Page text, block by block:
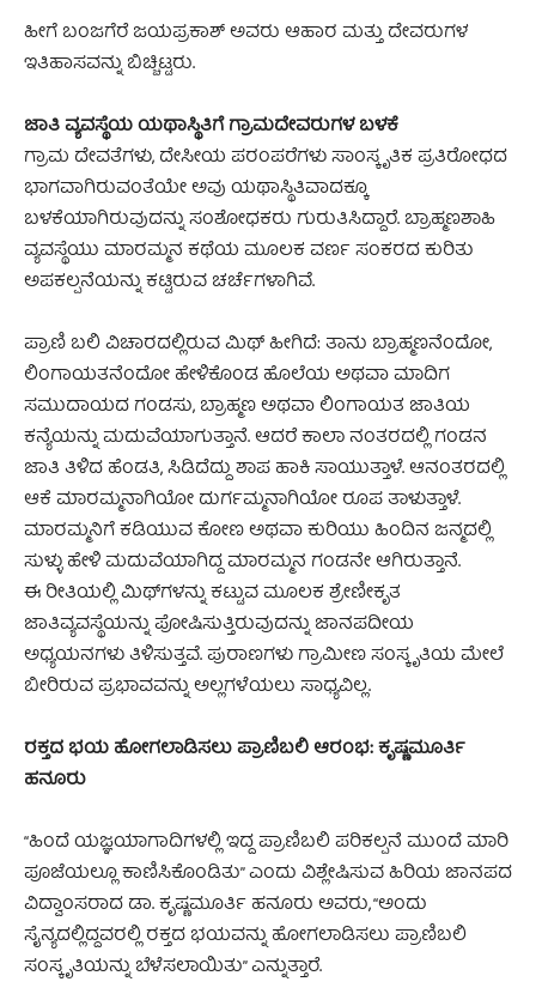
ಹೀಗೆ ಬಂಜಗೆರೆ ಜಯಪ್ರಕಾಶ್ ಅವರು ಆಹಾರ ಮತ್ತು ದೇವರುಗಳ
ಇತಿಹಾಸವನ್ನು ಬಿಚ್ಚಿಟ್ಟರು.
ಜಾತಿ ವ್ಯವಸ್ಥೆಯ ಯಥಾಸ್ಥಿತಿಗೆ ಗ್ರಾಮದೇವರುಗಳ ಬಳಕೆ
ಗ್ರಾಮ ದೇವತೆಗಳು, ದೇಸೀಯ ಪರಂಪರೆಗಳು ಸಾಂಸ್ಕೃತಿಕ ಪ್ರತಿರೋಧದ
ಭಾಗವಾಗಿರುವಂತೆಯೇ ಅವು ಯಥಾಸ್ಥಿತಿವಾದಕ್ಕೂ
ಬಳಕೆಯಾಗಿರುವುದನ್ನು ಸಂಶೋಧಕರು ಗುರುತಿಸಿದ್ದಾರೆ. ಬ್ರಾಹ್ಮಣಶಾಹಿ
ವ್ಯವಸ್ಥೆಯು ಮಾರಮ್ಮನ ಕಥೆಯ ಮೂಲಕ ವರ್ಣ ಸಂಕರದ ಕುರಿತು
ಅಪಕಲ್ಪನೆಯನ್ನು ಕಟ್ಟಿರುವ ಚರ್ಚೆಗಳಾಗಿವೆ.
ಪ್ರಾಣಿ ಬಲಿ ವಿಚಾರದಲ್ಲಿರುವ ಮಿಥ್ ಹೀಗಿದೆ: ತಾನು ಬ್ರಾಹ್ಮಣನೆಂದೋ,
ಲಿಂಗಾಯತನೆಂದೋ ಹೇಳಿಕೊಂಡ ಹೊಲೆಯ ಅಥವಾ ಮಾದಿಗ
ಸಮುದಾಯದ ಗಂಡಸು, ಬ್ರಾಹ್ಮಣ ಅಥವಾ ಲಿಂಗಾಯತ ಜಾತಿಯ
ಕನ್ಯೆಯನ್ನು ಮದುವೆಯಾಗುತ್ತಾನೆ. ಆದರೆ ಕಾಲಾ ನಂತರದಲ್ಲಿ ಗಂಡನ
ಜಾತಿ ತಿಳಿದ ಹೆಂಡತಿ, ಸಿಡಿದೆದ್ದು ಶಾಪ ಹಾಕಿ ಸಾಯುತ್ತಾಳೆ. ಆನಂತರದಲ್ಲಿ
ಆಕೆ ಮಾರಮ್ಮನಾಗಿಯೋ ದುರ್ಗಮ್ಮನಾಗಿಯೋ ರೂಪ ತಾಳುತ್ತಾಳೆ.
ಮಾರಮ್ಮನಿಗೆ ಕಡಿಯುವ ಕೋಣ ಅಥವಾ ಕುರಿಯು ಹಿಂದಿನ ಜನ್ಮದಲ್ಲಿ
ಸುಳ್ಳು ಹೇಳಿ ಮದುವೆಯಾಗಿದ್ದ ಮಾರಮ್ಮನ ಗಂಡನೇ ಆಗಿರುತ್ತಾನೆ.
ಈ ರೀತಿಯಲ್ಲಿ ಮಿಥ್‌ಗಳನ್ನು ಕಟ್ಟುವ ಮೂಲಕ ಶ್ರೇಣೀಕೃತ
ಜಾತಿವ್ಯವಸ್ಥೆಯನ್ನು ಪೋಷಿಸುತ್ತಿರುವುದನ್ನು ಜಾನಪದೀಯ
ಅಧ್ಯಯನಗಳು ತಿಳಿಸುತ್ತವೆ. ಪುರಾಣಗಳು ಗ್ರಾಮೀಣ ಸಂಸ್ಕೃತಿಯ ಮೇಲೆ
ಬೀರಿರುವ ಪ್ರಭಾವವನ್ನು ಅಲ್ಲಗಳೆಯಲು ಸಾಧ್ಯವಿಲ್ಲ.
ರಕ್ತದ ಭಯ ಹೋಗಲಾಡಿಸಲು ಪ್ರಾಣಿಬಲಿ ಆರಂಭ: ಕೃಷ್ಣಮೂರ್ತಿ
ಹನೂರು
“ಹಿಂದೆ ಯಜ್ಞಯಾಗಾದಿಗಳಲ್ಲಿ ಇದ್ದ ಪ್ರಾಣಿಬಲಿ ಪರಿಕಲ್ಪನೆ ಮುಂದೆ ಮಾರಿ
ಪೂಜೆಯಲ್ಲೂ ಕಾಣಿಸಿಕೊಂಡಿತು” ಎಂದು ವಿಶ್ಲೇಷಿಸುವ ಹಿರಿಯ ಜಾನಪದ
ವಿದ್ವಾಂಸರಾದ ಡಾ. ಕೃಷ್ಣಮೂರ್ತಿ ಹನೂರು ಅವರು, “ಅಂದು
ಸೈನ್ಯದಲ್ಲಿದ್ದವರಲ್ಲಿ ರಕ್ತದ ಭಯವನ್ನು ಹೋಗಲಾಡಿಸಲು ಪ್ರಾಣಿಬಲಿ
ಸಂಸ್ಕೃತಿಯನ್ನು ಬೆಳೆಸಲಾಯಿತು” ಎನ್ನುತ್ತಾರೆ.